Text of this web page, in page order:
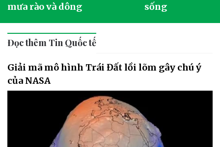
mưa rào và dông
sống
Đọc thêm Tin Quốc tế
Giải mã mô hình Trái Đất lồi lõm gây chú ý
của NASA